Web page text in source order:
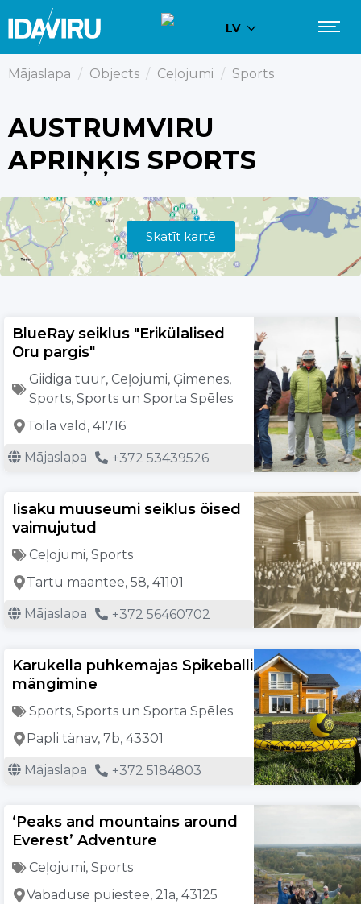
LV
Mājaslapa / Objects / Ceļojumi / Sports
AUSTRUMVIRU
APRIŅĶIS SPORTS
Skatīt kartē
BlueRay seiklus "Erikülalised
Oru pargis"
Giidiga tuur, Ceļojumi, Ģimenes,
Sports, Sports un Sporta Spēles
Toila vald, 41716
Mājaslapa +372 53439526
Iisaku muuseumi seiklus öised
vaimujutud
Ceļojumi, Sports
Tartu maantee, 58, 41101
Mājaslapa +372 56460702
Karukella puhkemajas Spikeballi
mängimine
Sports, Sports un Sporta Spēles
Papli tänav, 7b, 43301
Mājaslapa +372 5184803
‘Peaks and mountains around
Everest’ Adventure
Ceļojumi, Sports
Vabaduse puiestee, 21a, 43125